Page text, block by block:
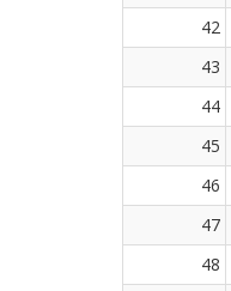
42
43
44
45
46
47
48